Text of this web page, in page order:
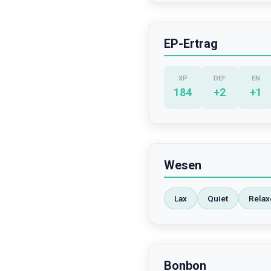
EP-Ertrag
XP
184
DEF
+2
EN
+1
Wesen
Lax Quiet
Bonbon